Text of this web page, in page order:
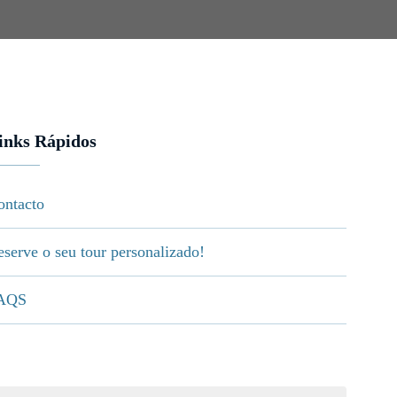
Rápidos
o seu tour personalizado!